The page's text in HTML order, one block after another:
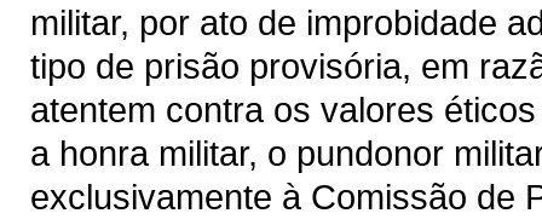
militar, por ato de improbidade
tipo de prisão provisória, em
atentem contra os valores
a honra militar, o pundonor
exclusivamente à Comissão de